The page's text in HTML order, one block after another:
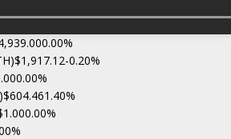
0.00%
$1,917.12-0.20%
0.00%
$604.461.40%
0.00%